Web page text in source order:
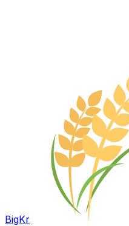
BigKr